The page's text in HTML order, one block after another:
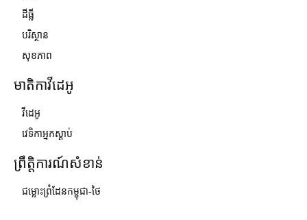
ដីធ្លី
បរិស្ថាន
សុខភាព
មាតិកាវីដេអូ
វីដេអូ
វេទិកាអ្នកស្ដាប់
ព្រឹត្តិការណ៍សំខាន់
ជម្លោះព្រំដែនកម្ពុជា-ថៃ